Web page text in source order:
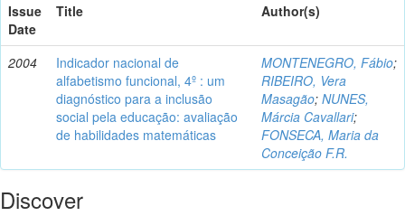
Issue
Date
Title Author(s)
2004
Indicador nacional de
alfabetismo funcional, 4º : um
diagnóstico para a inclusão
social pela educação: avaliação
de habilidades matemáticas
MONTENEGRO, Fábio;
RIBEIRO, Vera
Masagão; NUNES,
Márcia Cavallari;
FONSECA, Maria da
Conceição F.R.
Discover